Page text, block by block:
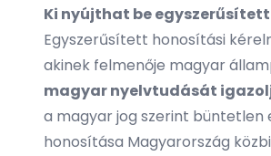
Ki nyújthat be
Egyszerűsített honosítási
akinek felmenője magyar
magyar nyelvtudását
a magyar jog szerint
honosítása Magyarország